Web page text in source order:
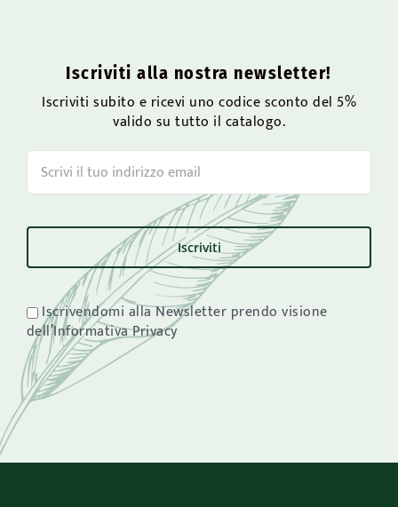
Iscriviti alla nostra newsletter!
Iscriviti subito e ricevi uno codice sconto del 5%
valido su tutto il catalogo.
Iscrivendomi alla Newsletter prendo visione
dell’Informativa Privacy